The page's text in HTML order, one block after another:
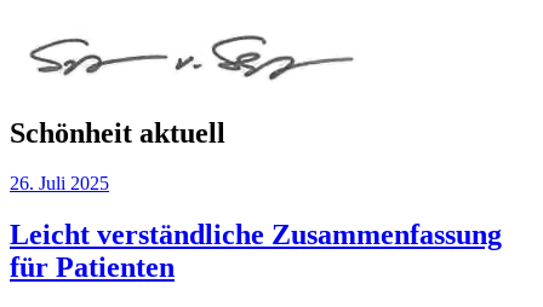
Schönheit aktuell
26. Juli 2025
Leicht verständliche Zusammenfassung
für Patienten